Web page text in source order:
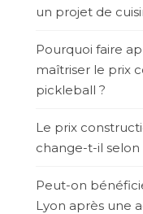
un projet de
Pourquoi faire
maîtriser le prix
pickleball ?
Le prix
change-t-il selon
Peut-on
Lyon après une